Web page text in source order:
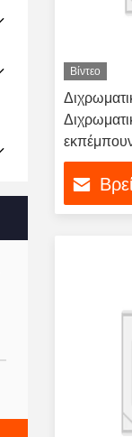
Βίντεο